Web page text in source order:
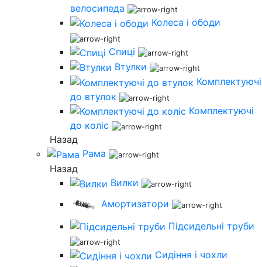
велосипеда
Колеса і ободи
Спиці
Втулки
Комплектуючі
до втулок
Комплектуючі
до коліс
Назад
Рама
Назад
Вилки
Амортизатори
Підсидельні труби
Сидіння і чохли